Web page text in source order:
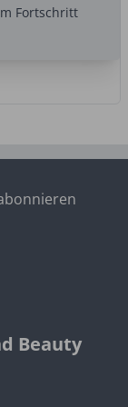
Fortschritt
Beauty